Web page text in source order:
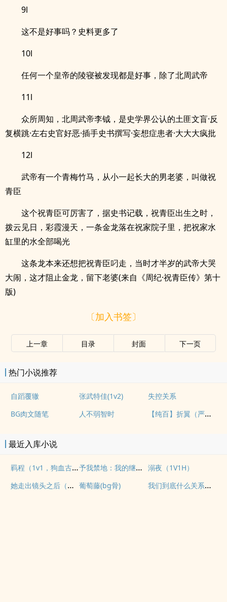
9l
这不是好事吗？史料更多了
10l
任何一个皇帝的陵寝被发现都是好事，除了北周武帝
11l
众所周知，北周武帝李钺，是史学界公认的土匪文盲·反
复横跳·左右史官好恶·插手史书撰写·妄想症患者·大大大疯批
12l
武帝有一个青梅竹马，从小一起长大的男老婆，叫做祝
青臣
这个祝青臣可厉害了，据史书记载，祝青臣出生之时，
拨云见日，彩霞漫天，一条金龙落在祝家院子里，把祝家水
缸里的水全部喝光
这条龙本来还想把祝青臣叼走，当时才半岁的武帝大哭
大闹，这才阻止金龙，留下老婆(来自《周纪·祝青臣传》第十
版)
〔加入书签〕
上一章 目录 封面 下一页
热门小说推荐
自蹈覆辙 张武特佳(1v2)
失控关系
BG肉文随笔
人不弱智时 【纯百】折翼（严厉上司是小鸟）
最近入库小说
羁程（1v1，狗血古早） 予我禁地：我的继子不对劲 溺夜（1V1H）
她走出镜头之后（纯爱 1v1 葡萄藤(bg骨) 我们到底什么关系（姐弟）